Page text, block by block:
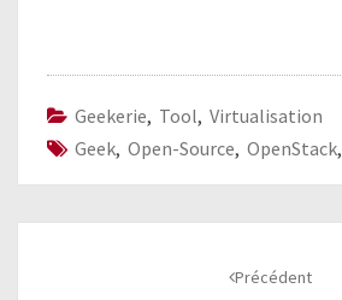
Geekerie, Tool, Virtualisation
Geek, Open-Source, OpenStack,
Précédent